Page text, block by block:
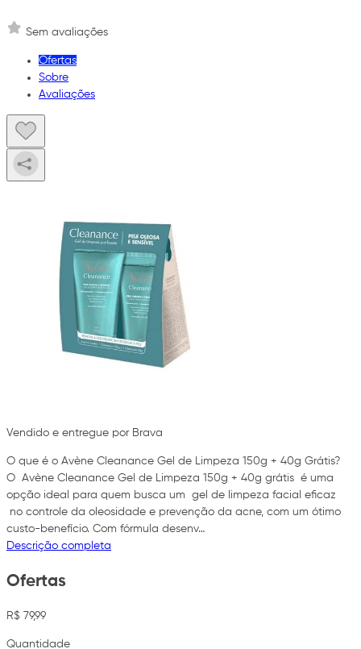
Sem avaliações
Ofertas
Sobre
Avaliações
Vendido e entregue por Brava
O que é o Avène Cleanance Gel de Limpeza 150g + 40g Grátis?
O Avène Cleanance Gel de Limpeza 150g + 40g grátis é uma
opção ideal para quem busca um gel de limpeza facial eficaz
no controle da oleosidade e prevenção da acne, com um ótimo
custo-benefício. Com fórmula desenv…
Descrição completa
Ofertas
R$ 79,99
Quantidade